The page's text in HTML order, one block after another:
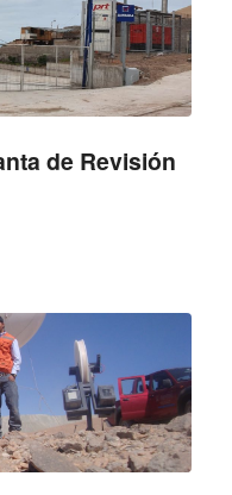
de Revisión